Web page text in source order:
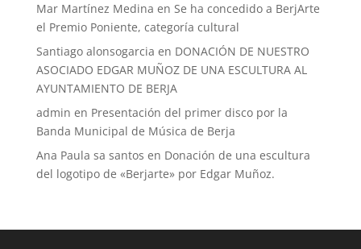
Mar Martínez Medina en Se ha concedido a BerjArte
el Premio Poniente, categoría cultural
Santiago alonsogarcia en DONACIÓN DE NUESTRO
ASOCIADO EDGAR MUÑOZ DE UNA ESCULTURA AL
AYUNTAMIENTO DE BERJA
admin en Presentación del primer disco por la
Banda Municipal de Música de Berja
Ana Paula sa santos en Donación de una escultura
del logotipo de «Berjarte» por Edgar Muñoz.